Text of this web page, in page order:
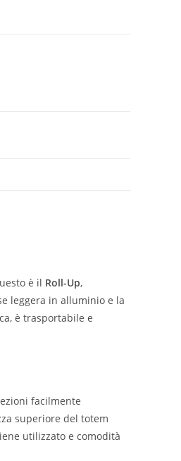
è il Roll-Up,
leggera in alluminio e la
è trasportabile e
facilmente
superiore del totem
utilizzato e comodità